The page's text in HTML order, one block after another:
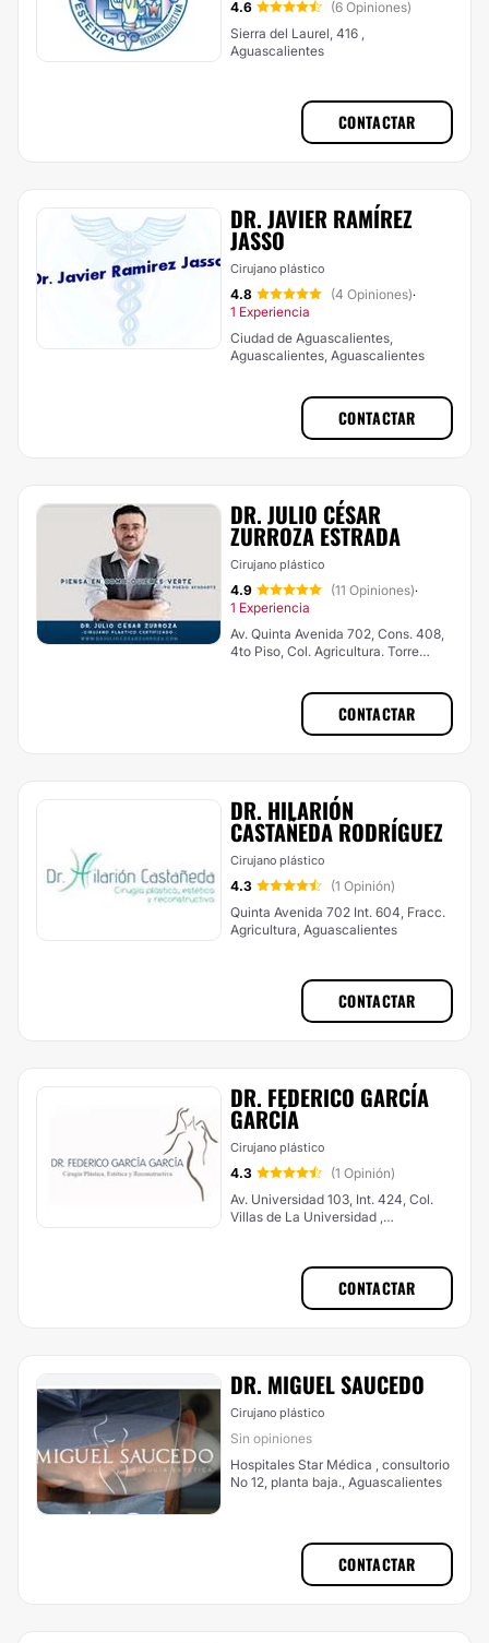
4.6
(6 Opiniones)
Sierra del Laurel, 416 ,
Aguascalientes
CONTACTAR
DR. JAVIER RAMÍREZ
JASSO
Cirujano plástico
4.8 (4 Opiniones)·
1 Experiencia
Ciudad de Aguascalientes,
Aguascalientes, Aguascalientes
CONTACTAR
DR. JULIO CÉSAR
ZURROZA ESTRADA
Cirujano plástico
4.9 (11 Opiniones)·
1 Experiencia
Av. Quinta Avenida 702, Cons. 408,
4to Piso, Col. Agricultura. Torre
CONTACTAR
DR. HILARIÓN
CASTAÑEDA RODRÍGUEZ
Cirujano plástico
4.3
(1 Opinión)
Quinta Avenida 702 Int. 604, Fracc.
Agricultura, Aguascalientes
CONTACTAR
DR. FEDERICO GARCÍA
GARCÍA
Cirujano plástico
4.3
(1 Opinión)
Av. Universidad 103, Int. 424, Col.
Villas de La Universidad ,
CONTACTAR
DR. MIGUEL SAUCEDO
Cirujano plástico
Sin opiniones
Hospitales Star Médica , consultorio
No 12, planta baja., Aguascalientes
CONTACTAR